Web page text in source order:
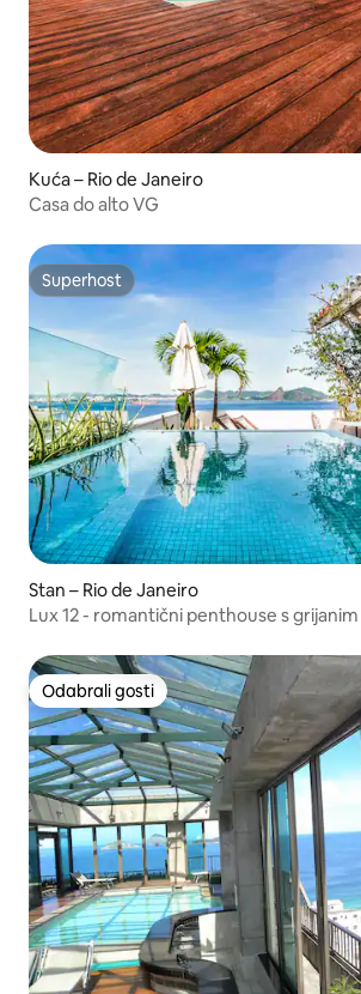
Kuća – Rio de Janeiro
Casa do alto VG
Superhost
Superhost
Stan – Rio de Janeiro
Lux 12 - romantični penthouse s
Odabrali gosti
Odabrali gosti